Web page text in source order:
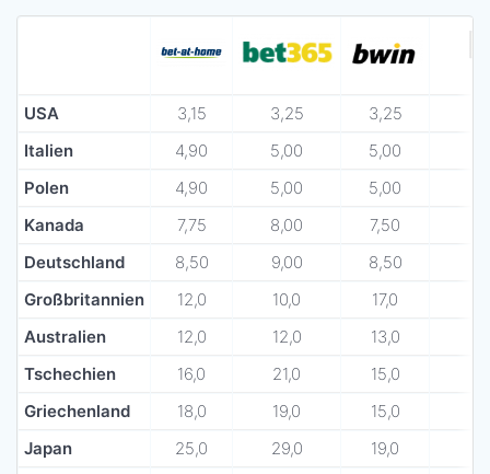
USA 3,15 3,25 3,25
Italien
4,90 5,00 5,00
Polen
4,90 5,00 5,00
Kanada
7,75 8,00 7,50
Deutschland
8,50 9,00 8,50
Großbritannien
12,0 10,0 17,0
Australien
12,0 12,0 13,0
Tschechien
16,0 21,0 15,0
Griechenland
18,0 19,0 15,0
Japan
25,0 29,0 19,0